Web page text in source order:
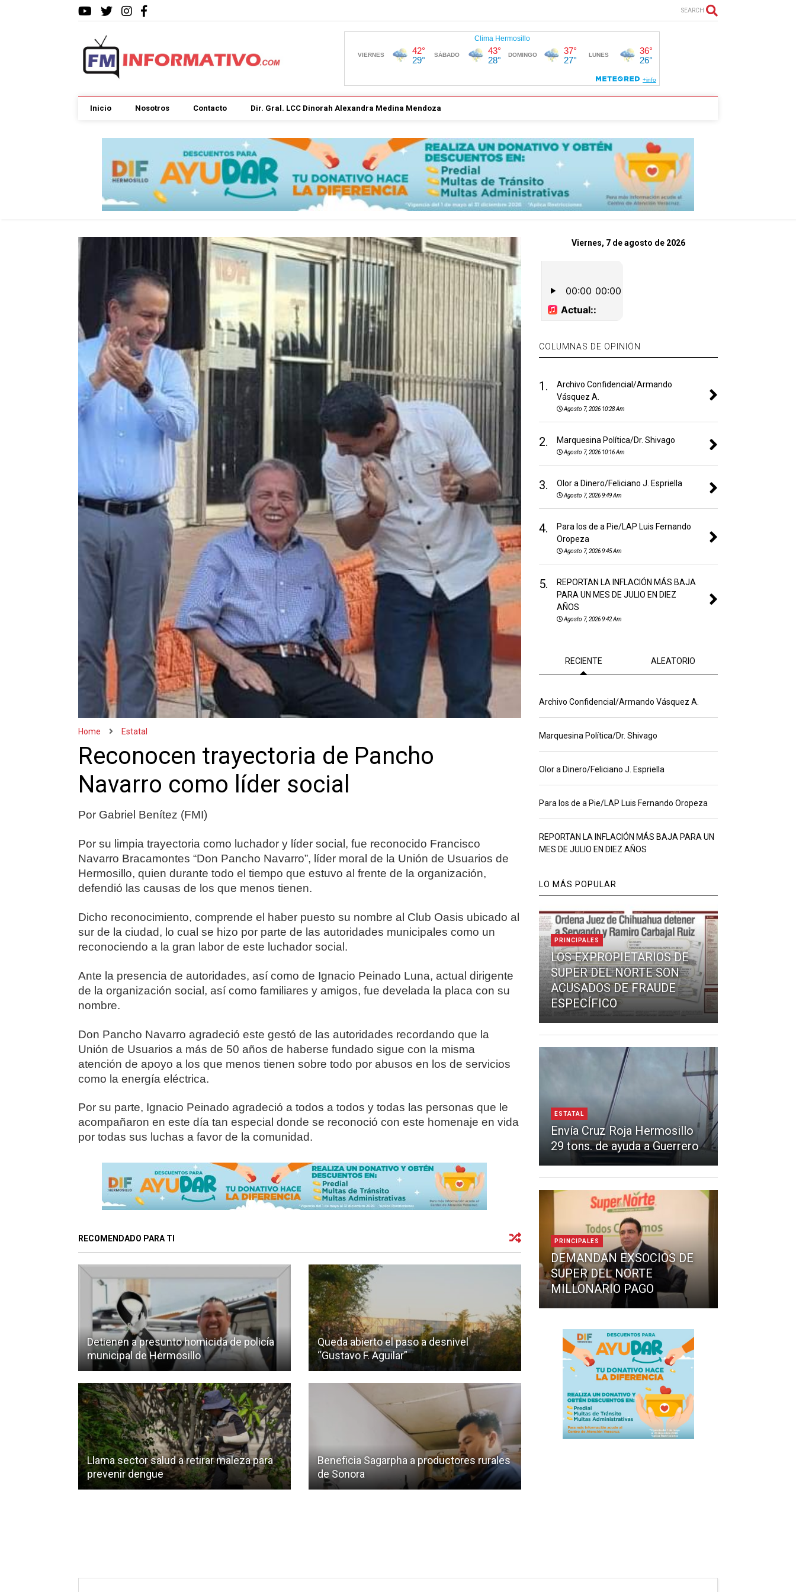
SEARCH
Inicio Nosotros Contacto Dir. Gral. LCC Dinorah Alexandra Medina Mendoza
Home Estatal
Reconocen trayectoria de Pancho
Navarro como líder social
Por Gabriel Benítez (FMI)
Por su limpia trayectoria como luchador y líder social, fue reconocido Francisco
Navarro Bracamontes “Don Pancho Navarro”, líder moral de la Unión de Usuarios de
Hermosillo, quien durante todo el tiempo que estuvo al frente de la organización,
defendió las causas de los que menos tienen.
Dicho reconocimiento, comprende el haber puesto su nombre al Club Oasis ubicado al
sur de la ciudad, lo cual se hizo por parte de las autoridades municipales como un
reconociendo a la gran labor de este luchador social.
Ante la presencia de autoridades, así como de Ignacio Peinado Luna, actual dirigente
de la organización social, así como familiares y amigos, fue develada la placa con su
nombre.
Don Pancho Navarro agradeció este gestó de las autoridades recordando que la
Unión de Usuarios a más de 50 años de haberse fundado sigue con la misma
atención de apoyo a los que menos tienen sobre todo por abusos en los de servicios
como la energía eléctrica.
Por su parte, Ignacio Peinado agradeció a todos a todos y todas las personas que le
acompañaron en este día tan especial donde se reconoció con este homenaje en vida
por todas sus luchas a favor de la comunidad.
RECOMENDADO PARA TI
Detienen a presunto homicida de policía
municipal de Hermosillo
Queda abierto el paso a desnivel
“Gustavo F. Aguilar”
Llama sector salud a retirar maleza para
prevenir dengue
Beneficia Sagarpha a productores rurales
de Sonora
Viernes, 7 de agosto de 2026
COLUMNAS DE OPINIÓN
1.
Archivo Confidencial/Armando
Vásquez A.
Agosto 7, 2026 10:28 Am
2. Marquesina Política/Dr. Shivago
Agosto 7, 2026 10:16 Am
3. Olor a Dinero/Feliciano J. Espriella
Agosto 7, 2026 9:49 Am
4.
Para los de a Pie/LAP Luis Fernando
Oropeza
Agosto 7, 2026 9:45 Am
5.
REPORTAN LA INFLACIÓN MÁS BAJA
PARA UN MES DE JULIO EN DIEZ
AÑOS
Agosto 7, 2026 9:42 Am
RECIENTE ALEATORIO
Archivo Confidencial/Armando Vásquez A.
Marquesina Política/Dr. Shivago
Olor a Dinero/Feliciano J. Espriella
Para los de a Pie/LAP Luis Fernando Oropeza
REPORTAN LA INFLACIÓN MÁS BAJA PARA UN
MES DE JULIO EN DIEZ AÑOS
LO MÁS POPULAR
PRINCIPALES
LOS EXPROPIETARIOS DE
SUPER DEL NORTE SON
ACUSADOS DE FRAUDE
ESPECÍFICO
ESTATAL
Envía Cruz Roja Hermosillo
29 tons. de ayuda a Guerrero
PRINCIPALES
DEMANDAN EXSOCIOS DE
SUPER DEL NORTE
MILLONARIO PAGO